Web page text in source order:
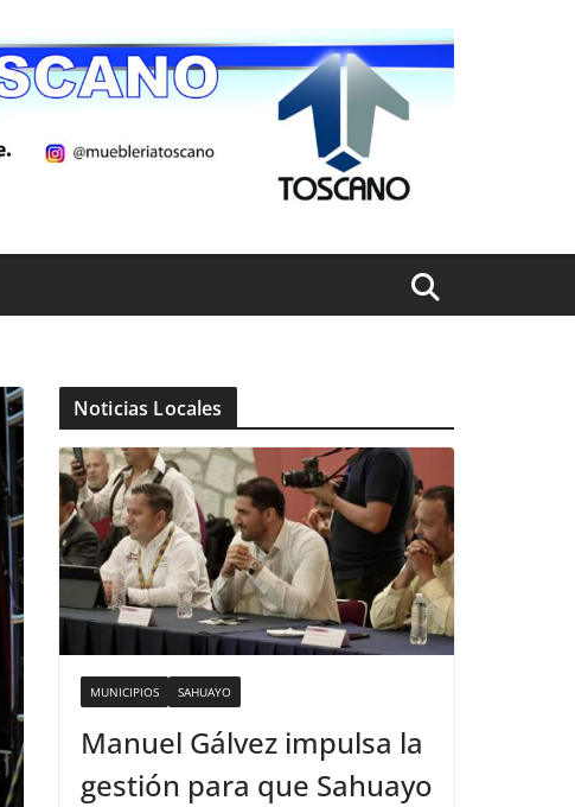
Noticias Locales
MUNICIPIOS SAHUAYO
Manuel Gálvez impulsa la
gestión para que Sahuayo